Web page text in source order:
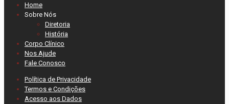
Home
Sobre Nós
Diretoria
História
Corpo Clínico
Nos Ajude
Fale Conosco
Política de Privacidade
Termos e Condições
Acesso aos Dados